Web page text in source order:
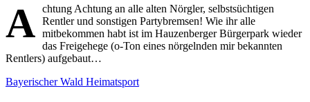
A chtung Achtung an alle alten Nörgler, selbstsüchtigen
Rentler und sonstigen Partybremsen! Wie ihr alle
mitbekommen habt ist im Hauzenberger Bürgerpark wieder
das Freigehege (o-Ton eines nörgelnden mir bekannten
Rentlers) aufgebaut…
Bayerischer Wald Heimatsport